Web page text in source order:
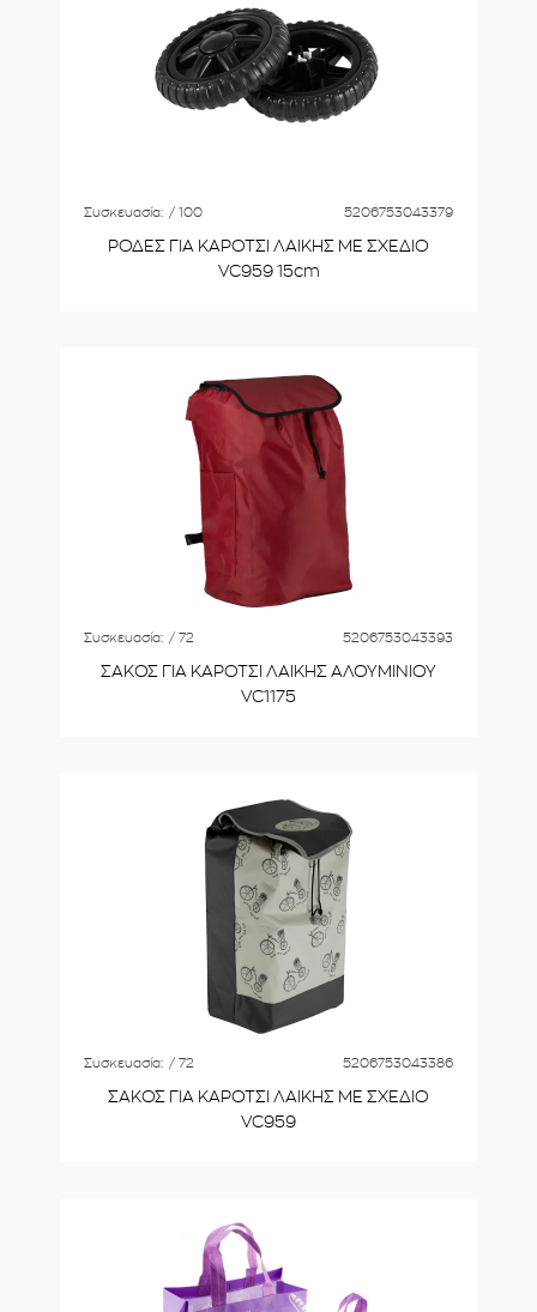
Συσκευασία: / 100 5206753043379
ΡΟΔΕΣ ΓΙΑ ΚΑΡΟΤΣΙ ΛΑΙΚΗΣ ΜΕ ΣΧΕΔΙΟ
VC959 15cm
Συσκευασία: / 72 5206753043393
ΣΑΚΟΣ ΓΙΑ ΚΑΡΟΤΣΙ ΛΑΙΚΗΣ ΑΛΟΥΜΙΝΙΟΥ
VC1175
Συσκευασία: / 72 5206753043386
ΣΑΚΟΣ ΓΙΑ ΚΑΡΟΤΣΙ ΛΑΙΚΗΣ ΜΕ ΣΧΕΔΙΟ
VC959